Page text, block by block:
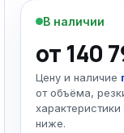
В наличии
от 140
Цену и наличие
от объёма,
ниже.